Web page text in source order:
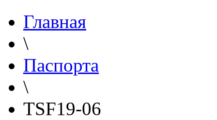
Главная
\
Паспорта
\
TSF19-06